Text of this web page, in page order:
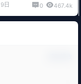
日 0 467.4k